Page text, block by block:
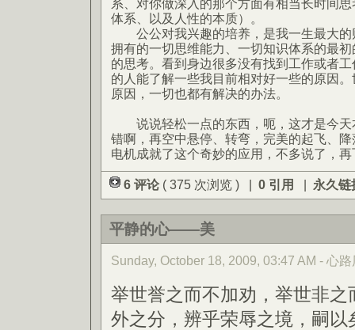
系、对你做深入的那个方面有相当长时间
体系、以及人性的本质）。
公公对我兴趣的培养，是我一生最大的
拥有的一切思维能力、一切知识体系的最
的思考。看到身边很多没有找到工作或者
的人能了解一些我目前相对好一些的原因。
原因，一切也都有解决的办法。
说说轻松一点的东西，呃，这才是今
错啊，再空中悬停、转弯，完美的起飞、
电机成就了这个奇妙的应用，不多说了，
6 评论 ( 375 次浏览 ) | 0 引用 | 永久链
平静的心——美
Sunday, October 18, 2009, 03:47 AM - 心
举世誉之而不加劝，举世非之
外之分，辨乎荣辱之境，嗣以